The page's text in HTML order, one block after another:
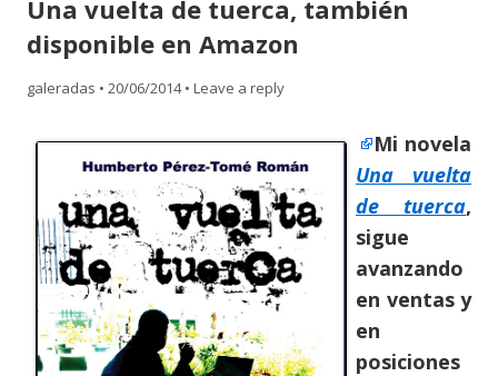
Una vuelta de tuerca, también
disponible en Amazon
galeradas • 20/06/2014 • Leave a reply
Mi novela
Una vuelta
de tuerca,
sigue
avanzando
en ventas y
en
posiciones